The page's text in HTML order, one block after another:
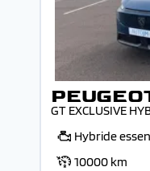
GT EXCLUSIVE
Hybride
10000 km